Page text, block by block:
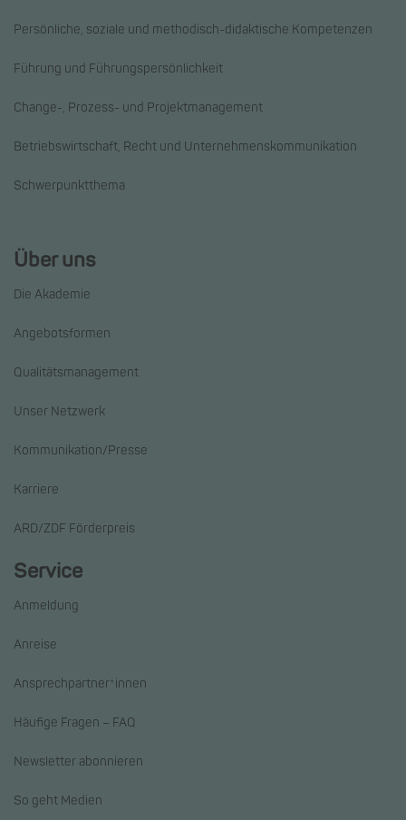
Persönliche, soziale und methodisch-didaktische Kompetenzen
Führung und Führungspersönlichkeit
Change-, Prozess- und Projektmanagement
Betriebswirtschaft, Recht und Unternehmenskommunikation
Schwerpunktthema
Über uns
Die Akademie
Angebotsformen
Qualitätsmanagement
Unser Netzwerk
Kommunikation/Presse
Karriere
ARD/ZDF Förderpreis
Service
Anmeldung
Anreise
Ansprechpartner*innen
Häufige Fragen – FAQ
Newsletter abonnieren
So geht Medien